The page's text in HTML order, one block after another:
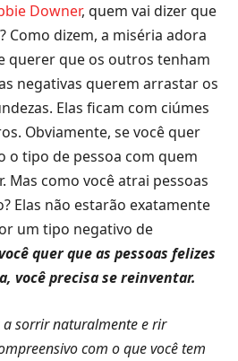
Downer, quem vai dizer que
Como dizem, a miséria adora
querer que os outros tenham
negativas querem arrastar os
Elas ficam com ciúmes
Obviamente, se você quer
o tipo de pessoa com quem
Mas como você atrai pessoas
Elas não estarão exatamente
um tipo negativo de
quer que as pessoas felizes
você precisa se reinventar.
a sorrir naturalmente e rir
com o que você tem